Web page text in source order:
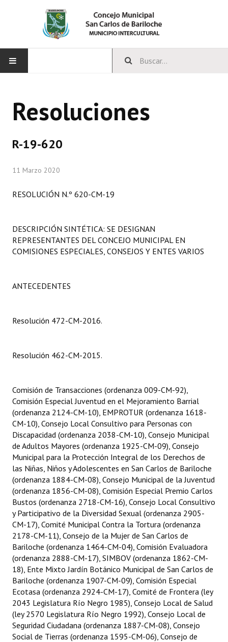
CONCEJO
Comisiones Especiales
Programas
Constitución Nacional
Carta Orgánica 2007
Organigrama
DOCUMENTOS
Informes de Gestión
Proyectos Presentados
Dictámenes Asesoría Letrada
Actas de Sesión
Informes de Unidad Coordinadora
Ejecución Presupuestaria
Actas de Audiencias Públicas
NORMATIVA
Comunicaciones
Declaraciones
Resoluciones
R-19-620
11 Marzo 2020
RESOLUCIÓN N.º 620-CM-19
DESCRIPCIÓN SINTÉTICA: SE DESIGNAN
REPRESENTANTES DEL CONCEJO MUNICIPAL EN
COMISIONES ESPECIALES, CONSEJOS Y ENTES VARIOS
ANTECEDENTES
Resolución 472-CM-2016.
Resolución 462-CM-2015.
Comisión de Transacciones (ordenanza 009-CM-92),
Comisión Especial Juventud en el Mejoramiento Barrial
(ordenanza 2124-CM-10), EMPROTUR (ordenanza 1618-
CM-10), Consejo Local Consultivo para Personas con
Discapacidad (ordenanza 2038-CM-10), Consejo Municipal
de Adultos Mayores (ordenanza 1925-CM-09), Consejo
Municipal para la Protección Integral de los Derechos de
las Niñas, Niños y Adolescentes en San Carlos de Bariloche
(ordenanza 1884-CM-08), Consejo Municipal de la Juventud
(ordenanza 1856-CM-08), Comisión Especial Premio Carlos
Bustos (ordenanza 2718-CM-16), Consejo Local Consultivo
y Participativo de la Diversidad Sexual (ordenanza 2905-
CM-17), Comité Municipal Contra la Tortura (ordenanza
2178-CM-11), Consejo de la Mujer de San Carlos de
Bariloche (ordenanza 1464-CM-04), Comisión Evaluadora
(ordenanza 2888-CM-17), SIMBOV (ordenanza 1862-CM-
18), Ente Mixto Jardín Botánico Municipal de San Carlos de
Bariloche (ordenanza 1907-CM-09), Comisión Especial
Ecotasa (ordenanza 2924-CM-17), Comité de Frontera (ley
2043 Legislatura Río Negro 1985), Consejo Local de Salud
(ley 2570 Legislatura Río Negro 1992), Consejo Local de
Seguridad Ciudadana (ordenanza 1887-CM-08), Consejo
Social de Tierras (ordenanza 1595-CM-06), Consejo de